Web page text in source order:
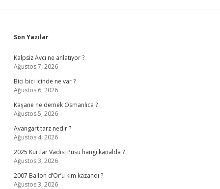
Sidebar
Son Yazılar
Kalpsiz Avcı ne anlatıyor ?
Ağustos 7, 2026
Bici bici icinde ne var ?
Ağustos 6, 2026
Kaşane ne demek Osmanlıca ?
Ağustos 5, 2026
Avangart tarz nedir ?
Ağustos 4, 2026
2025 Kurtlar Vadisi Pusu hangi kanalda ?
Ağustos 3, 2026
2007 Ballon d’Or’u kim kazandı ?
Ağustos 3, 2026